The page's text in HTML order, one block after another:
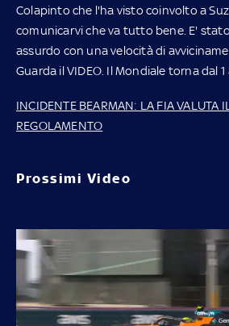
Colapinto che l'ha visto coinvolto a
comunicarvi che va tutto bene. E'
assurdo con una velocità di
Guarda il VIDEO. Il Mondiale torna dal
INCIDENTE BEARMAN: LA FIA VALUTA
REGOLAMENTO
Prossimi Video